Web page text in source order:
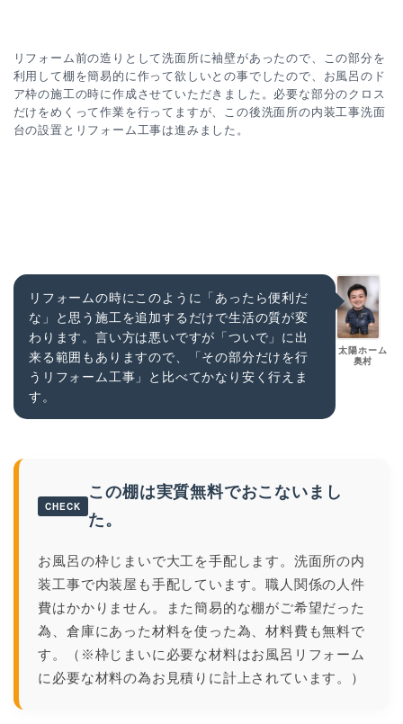
リフォーム前の造りとして洗面所に袖壁があったので、この部分を
利用して棚を簡易的に作って欲しいとの事でしたので、お風呂のド
ア枠の施工の時に作成させていただきました。必要な部分のクロス
だけをめくって作業を行ってますが、この後洗面所の内装工事洗面
台の設置とリフォーム工事は進みました。
太陽ホーム
奥村
リフォームの時にこのように「あったら便利だ
な」と思う施工を追加するだけで生活の質が変
わります。言い方は悪いですが「ついで」に出
来る範囲もありますので、「その部分だけを行
うリフォーム工事」と比べてかなり安く行えま
す。
CHECK
この棚は実質無料でおこないまし
た。
お風呂の枠じまいで大工を手配します。洗面所の内
装工事で内装屋も手配しています。職人関係の人件
費はかかりません。また簡易的な棚がご希望だった
為、倉庫にあった材料を使った為、材料費も無料で
す。（※枠じまいに必要な材料はお風呂リフォーム
に必要な材料の為お見積りに計上されています。）